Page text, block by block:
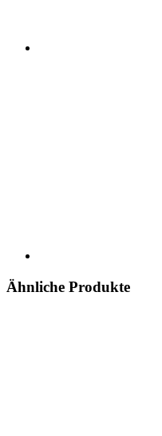
Ähnliche Produkte